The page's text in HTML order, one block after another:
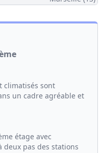
climatisés sont
un cadre agréable et
étage avec
deux pas des stations